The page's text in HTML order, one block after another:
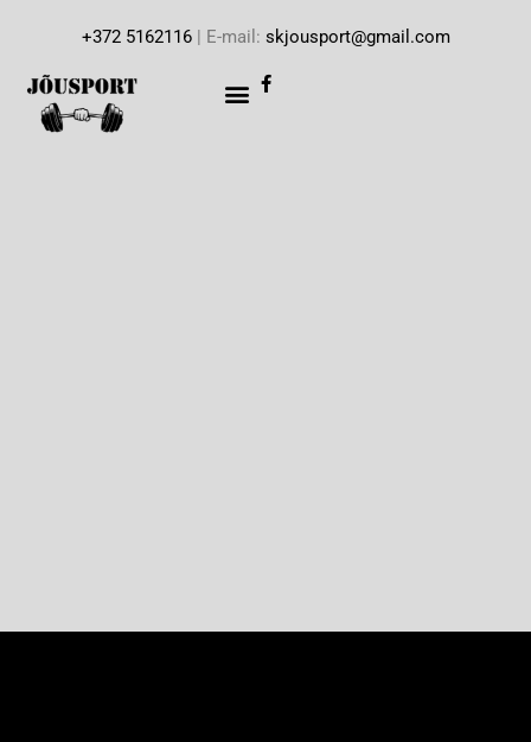
+372 5162116| E-mail: skjousport@gmail.com